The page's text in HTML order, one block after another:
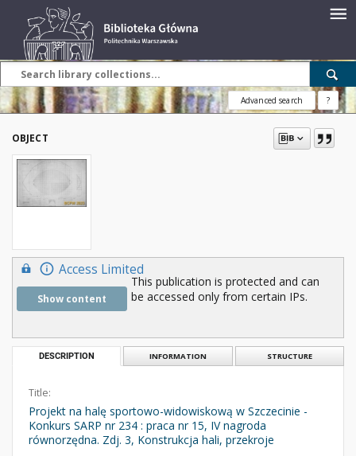
Advanced search ?
OBJECT
Access Limited
Show content
This publication is protected and can
be accessed only from certain IPs.
DESCRIPTION INFORMATION STRUCTURE
Title:
Projekt na halę sportowo-widowiskową w Szczecinie -
Konkurs SARP nr 234 : praca nr 15, IV nagroda
równorzędna. Zdj. 3, Konstrukcja hali, przekroje